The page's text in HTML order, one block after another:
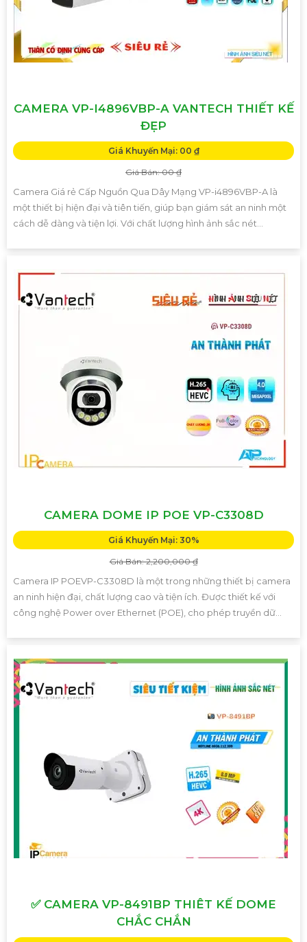
CAMERA VP-I4896VBP-A VANTECH THIẾT KẾ
ĐẸP
Giá Khuyến Mại: 00 ₫
Giá Bán: 00 ₫
Camera Giá rẻ Cấp Nguồn Qua Dây Mạng VP-i4896VBP-A là
một thiết bị hiện đại và tiên tiến, giúp bạn giám sát an ninh một
cách dễ dàng và tiện lợi. Với chất lượng hình ảnh sắc nét...
CAMERA DOME IP POE VP-C3308D
Giá Khuyến Mại: 30%
Giá Bán: 2,200,000 ₫
Camera IP POEVP-C3308D là một trong những thiết bị camera
an ninh hiện đại, chất lượng cao và tiện ích. Được thiết kế với
công nghệ Power over Ethernet (POE), cho phép truyền dữ...
✅ CAMERA VP-8491BP THIÊT KẾ DOME
CHẮC CHẮN